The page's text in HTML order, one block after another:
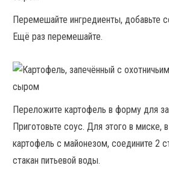
Перемешайте ингредиенты, добавьте
Ещё раз перемешайте.
Переложите картофель в форму для
Приготовьте соус. Для этого в миске,
картофель с майонезом, соедините 2
стакан питьевой воды.